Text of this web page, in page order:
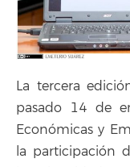
La tercera
pasado 14 de
Económicas y
la participación